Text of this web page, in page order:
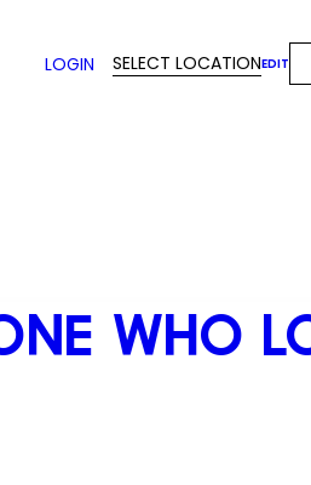
LOGIN SELECT LOCATIONEDIT
WHO